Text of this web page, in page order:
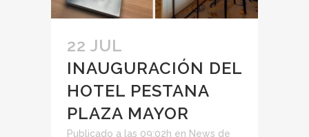
22 JUL
INAUGURACIÓN DEL
HOTEL PESTANA
PLAZA MAYOR
Publicado a las 09:02h en News de